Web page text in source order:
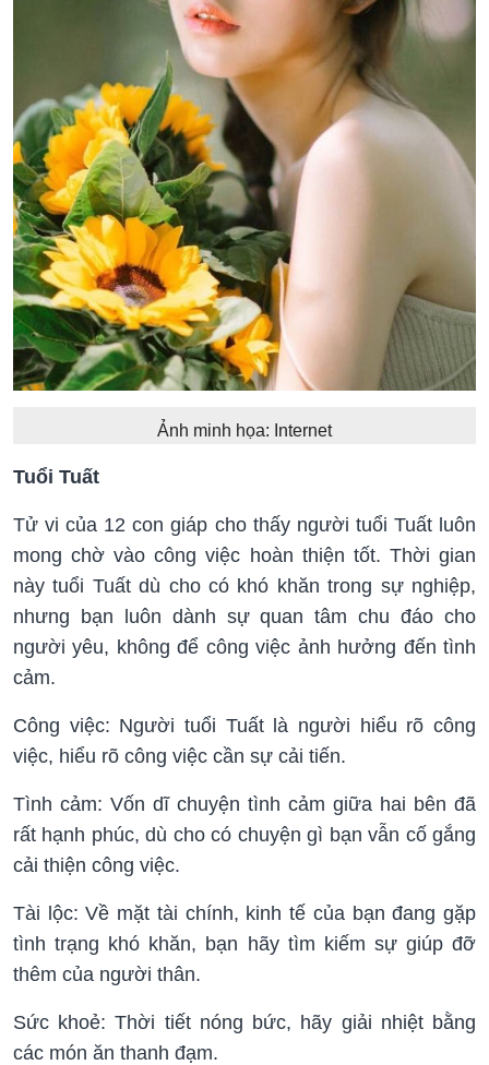
Ảnh minh họa: Internet
Tuổi Tuất
Tử vi của 12 con giáp cho thấy người tuổi Tuất luôn
mong chờ vào công việc hoàn thiện tốt. Thời gian
này tuổi Tuất dù cho có khó khăn trong sự nghiệp,
nhưng bạn luôn dành sự quan tâm chu đáo cho
người yêu, không để công việc ảnh hưởng đến tình
cảm.
Công việc: Người tuổi Tuất là người hiểu rõ công
việc, hiểu rõ công việc cần sự cải tiến.
Tình cảm: Vốn dĩ chuyện tình cảm giữa hai bên đã
rất hạnh phúc, dù cho có chuyện gì bạn vẫn cố gắng
cải thiện công việc.
Tài lộc: Về mặt tài chính, kinh tế của bạn đang gặp
tình trạng khó khăn, bạn hãy tìm kiếm sự giúp đỡ
thêm của người thân.
Sức khoẻ: Thời tiết nóng bức, hãy giải nhiệt bằng
các món ăn thanh đạm.